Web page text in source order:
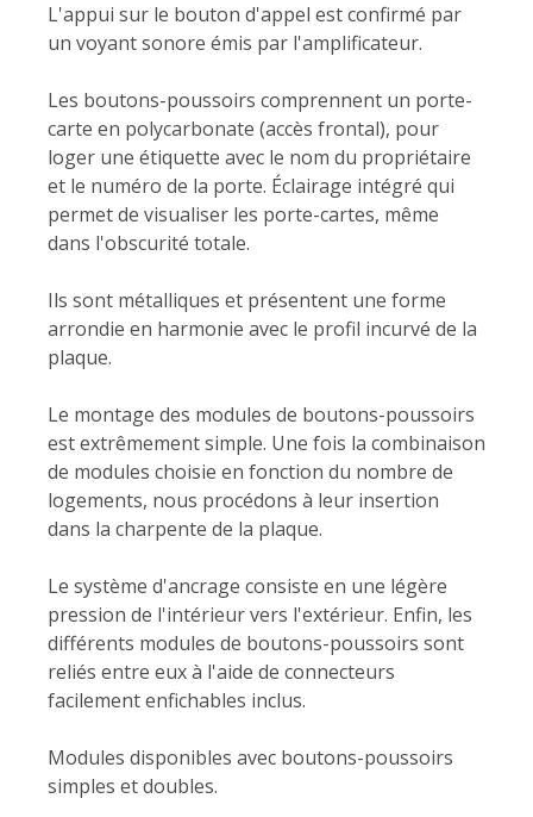
L'appui sur le bouton d'appel est confirmé par
un voyant sonore émis par l'amplificateur.
Les boutons-poussoirs comprennent un porte-
carte en polycarbonate (accès frontal), pour
loger une étiquette avec le nom du propriétaire
et le numéro de la porte. Éclairage intégré qui
permet de visualiser les porte-cartes, même
dans l'obscurité totale.
Ils sont métalliques et présentent une forme
arrondie en harmonie avec le profil incurvé de la
plaque.
Le montage des modules de boutons-poussoirs
est extrêmement simple. Une fois la combinaison
de modules choisie en fonction du nombre de
logements, nous procédons à leur insertion
dans la charpente de la plaque.
Le système d'ancrage consiste en une légère
pression de l'intérieur vers l'extérieur. Enfin, les
différents modules de boutons-poussoirs sont
reliés entre eux à l'aide de connecteurs
facilement enfichables inclus.
Modules disponibles avec boutons-poussoirs
simples et doubles.